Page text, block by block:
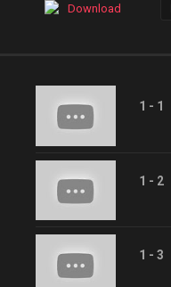
Download
1 - 1
1 - 2
1 - 3